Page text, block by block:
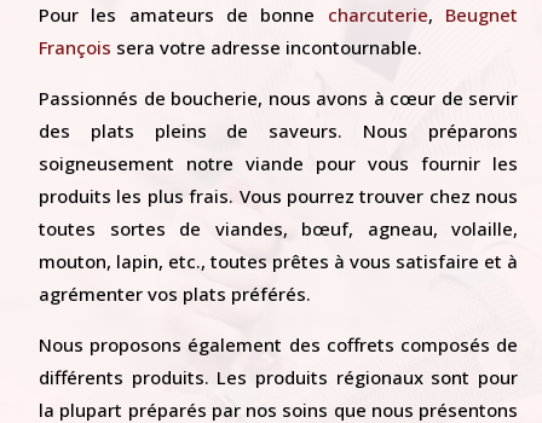
Pour les amateurs de bonne charcuterie, Beugnet
François sera votre adresse incontournable.
Passionnés de boucherie, nous avons à cœur de servir
des plats pleins de saveurs. Nous préparons
soigneusement notre viande pour vous fournir les
produits les plus frais. Vous pourrez trouver chez nous
toutes sortes de viandes, bœuf, agneau, volaille,
mouton, lapin, etc., toutes prêtes à vous satisfaire et à
agrémenter vos plats préférés.
Nous proposons également des coffrets composés de
différents produits. Les produits régionaux sont pour
la plupart préparés par nos soins que nous présentons